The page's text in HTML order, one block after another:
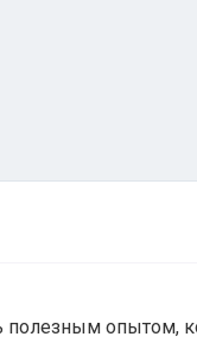
полезным опытом,